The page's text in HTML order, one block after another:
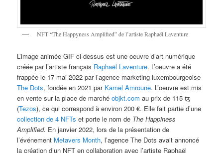
NFT “The Happyness Amplified” de l’artiste Raphaël Laventure
L’image animée GIF ci-dessus est une oeuvre d’art numérique
créée par l’artiste français Raphaël Laventure. L’oeuvre a été
frappée le 17 mai 2022 par l’agence marketing luxembourgeoise
The Dots, fondée en 2021 par Kamel Amroune. L’oeuvre est mis
en vente sur la place de marchéobjkt.com au prix de 115 ꜩ
(Tezos), ce qui correspond à environ 200 €. Elle fait partie d’une
collection de 4 NFTs et porte le nom de The Happiness
Amplified. En janvier 2022, lors de la présentation de
l’événement Metavers Month, l’agence The Dots avait annoncé
la création d’un NFT en collaboration avec l’artiste Raphaël